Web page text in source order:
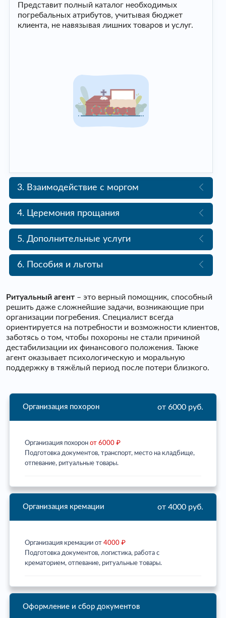
Представит полный каталог необходимых
погребальных атрибутов, учитывая бюджет
клиента, не навязывая лишних товаров и услуг.
3. Взаимодействие с моргом
4. Церемония прощания
5. Дополнительные услуги
6. Пособия и льготы
Ритуальный агент – это верный помощник, способный
решить даже сложнейшие задачи, возникающие при
организации погребения. Специалист всегда
ориентируется на потребности и возможности клиентов,
заботясь о том, чтобы похороны не стали причиной
дестабилизации их финансового положения. Также
агент оказывает психологическую и моральную
поддержку в тяжёлый период после потери близкого.
Организация похорон от 6000 руб.
Организация похорон от 6000 ₽
Подготовка документов, транспорт, место на кладбище,
отпевание, ритуальные товары.
Организация кремации от 4000 руб.
Организация кремации от 4000 ₽
Подготовка документов, логистика, работа с
крематорием, отпевание, ритуальные товары.
Оформление и сбор документов